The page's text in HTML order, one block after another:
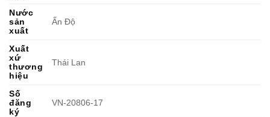
Nước
sản
xuất
Ấn Độ
Xuất
xứ
thương
hiệu
Thái Lan
Số
đăng
ký
VN-20806-17